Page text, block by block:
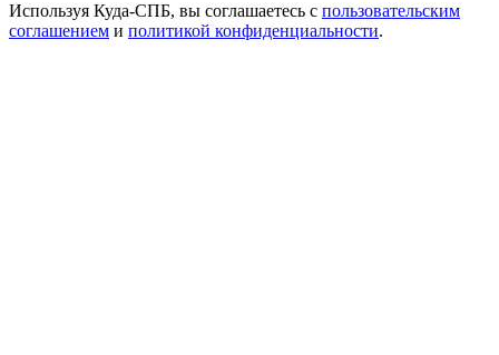
Используя Куда-СПБ, вы соглашаетесь с пользовательским
соглашением и политикой конфиденциальности.